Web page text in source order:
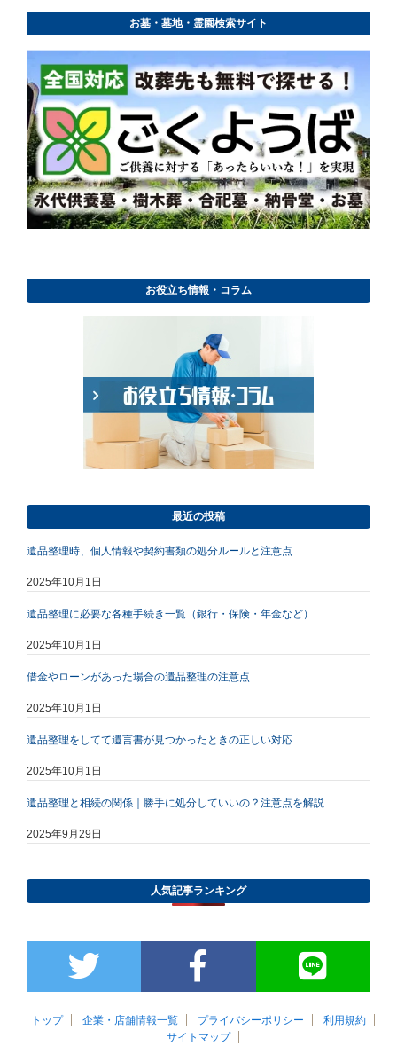
お墓・墓地・霊園検索サイト
お役立ち情報・コラム
最近の投稿
遺品整理時、個人情報や契約書類の処分ルールと注意点
2025年10月1日
遺品整理に必要な各種手続き一覧（銀行・保険・年金など）
2025年10月1日
借金やローンがあった場合の遺品整理の注意点
2025年10月1日
遺品整理をしてて遺言書が見つかったときの正しい対応
2025年10月1日
遺品整理と相続の関係｜勝手に処分していいの？注意点を解説
2025年9月29日
人気記事ランキング
トップ 企業・店舗情報一覧 プライバシーポリシー
利用規約
サイトマップ